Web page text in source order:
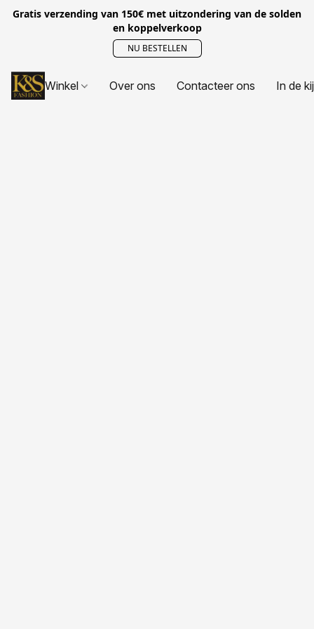
Gratis verzending van 150€ met uitzondering van de solden
en koppelverkoop
NU BESTELLEN
Winkel Over ons Contacteer ons In de